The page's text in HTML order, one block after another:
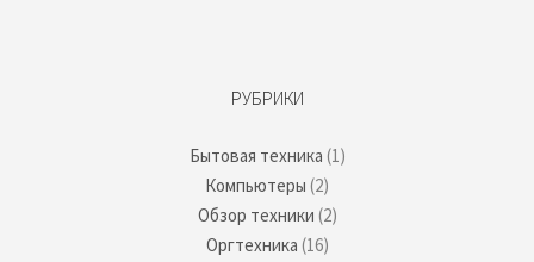
РУБРИКИ
Бытовая техника (1)
Компьютеры (2)
Обзор техники (2)
Оргтехника (16)